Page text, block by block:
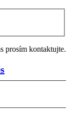
prosím kontaktujte.